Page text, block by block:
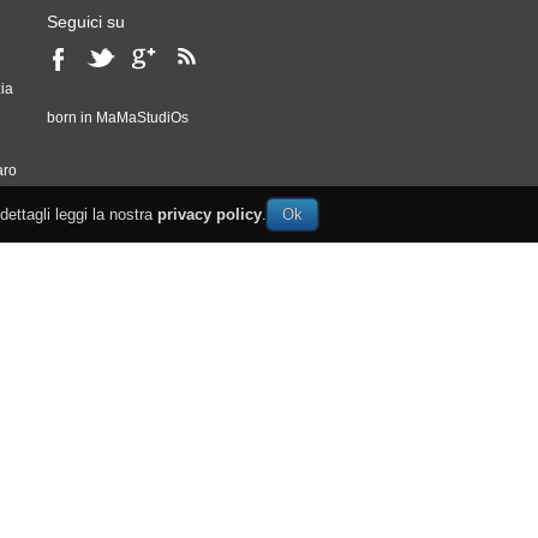
Seguici su
born in MaMaStudiOs
leggi la nostra privacy policy.